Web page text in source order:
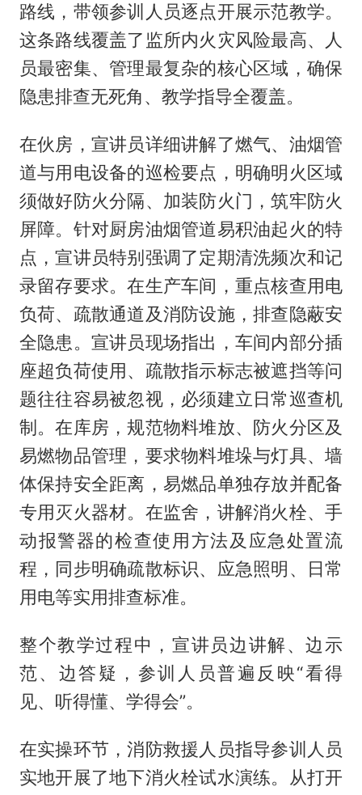
路线，带领参训人员逐点开展示范教学。
这条路线覆盖了监所内火灾风险最高、人
员最密集、管理最复杂的核心区域，确保
隐患排查无死角、教学指导全覆盖。
在伙房，宣讲员详细讲解了燃气、油烟管
道与用电设备的巡检要点，明确明火区域
须做好防火分隔、加装防火门，筑牢防火
屏障。针对厨房油烟管道易积油起火的特
点，宣讲员特别强调了定期清洗频次和记
录留存要求。在生产车间，重点核查用电
负荷、疏散通道及消防设施，排查隐蔽安
全隐患。宣讲员现场指出，车间内部分插
座超负荷使用、疏散指示标志被遮挡等问
题往往容易被忽视，必须建立日常巡查机
制。在库房，规范物料堆放、防火分区及
易燃物品管理，要求物料堆垛与灯具、墙
体保持安全距离，易燃品单独存放并配备
专用灭火器材。在监舍，讲解消火栓、手
动报警器的检查使用方法及应急处置流
程，同步明确疏散标识、应急照明、日常
用电等实用排查标准。
整个教学过程中，宣讲员边讲解、边示
范、边答疑，参训人员普遍反映“看得
见、听得懂、学得会”。
在实操环节，消防救援人员指导参训人员
实地开展了地下消火栓试水演练。从打开